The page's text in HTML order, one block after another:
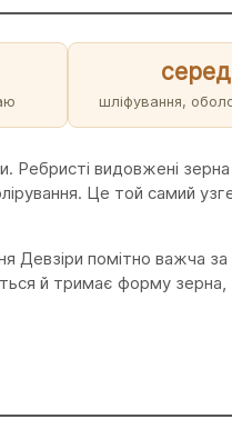
шліфування,
видовжені зерна
Це той самий
Девзіри помітно важча
й тримає форму зерна,